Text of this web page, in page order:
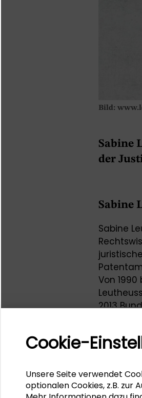
Bild:
Sabine
der
Sabine
Sabine
Von
2013
des
Sie
Cookie-
Unsere Seite verwendet
optionalen Cookies, z.B. zur